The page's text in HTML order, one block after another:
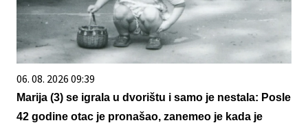
06. 08. 2026 09:39
Marija (3) se igrala u dvorištu i samo je nestala: Posle
42 godine otac je pronašao, zanemeo je kada je